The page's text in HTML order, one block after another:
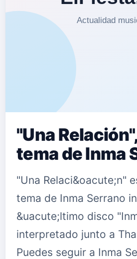
"Una
tema de Inma
"Una Relaci&oacute;n"
tema de Inma Serrano
&uacute;ltimo disco
interpretado junto a
Puedes seguir a Inma